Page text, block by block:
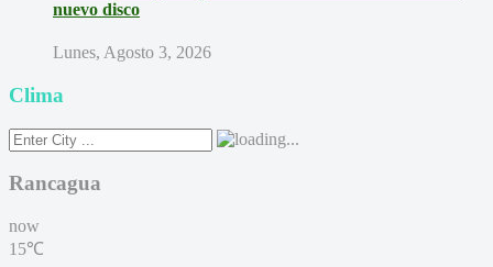
nuevo disco
Lunes, Agosto 3, 2026
Clima
Rancagua
now
15℃